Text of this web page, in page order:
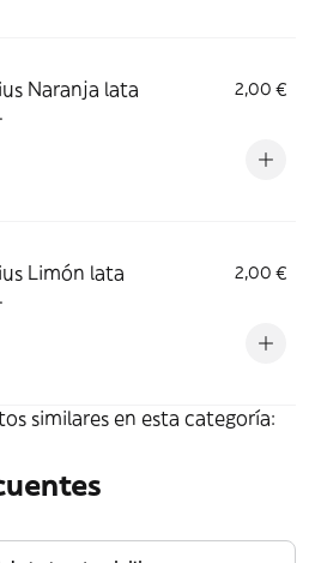
Naranja lata
2,00 €
Limón lata
2,00 €
similares en esta categoría: